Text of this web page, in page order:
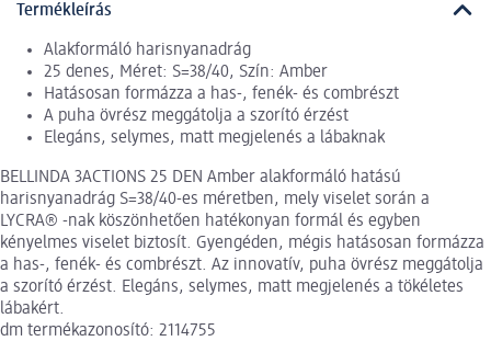
Termékleírás
Alakformáló harisnyanadrág
25 denes, Méret: S=38/40, Szín: Amber
Hatásosan formázza a has-, fenék- és combrészt
A puha övrész meggátolja a szorító érzést
Elegáns, selymes, matt megjelenés a lábaknak
BELLINDA 3ACTIONS 25 DEN Amber alakformáló hatású
harisnyanadrág S=38/40-es méretben, mely viselet során a
LYCRA® -nak köszönhetően hatékonyan formál és egyben
kényelmes viselet biztosít. Gyengéden, mégis hatásosan formázza
a has-, fenék- és combrészt. Az innovatív, puha övrész meggátolja
a szorító érzést. Elegáns, selymes, matt megjelenés a tökéletes
lábakért.
dm termékazonosító: 2114755